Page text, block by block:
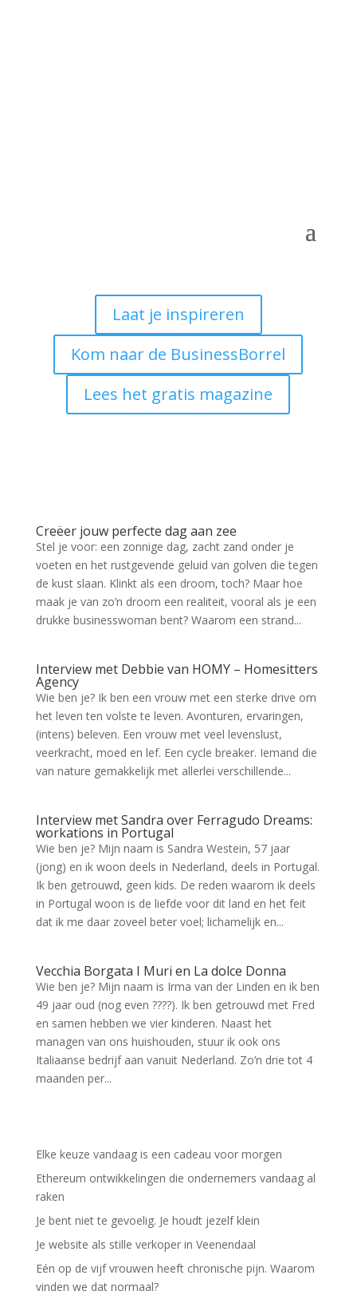
Laat je inspireren
Kom naar de BusinessBorrel
Lees het gratis magazine
Creëer jouw perfecte dag aan zee
Stel je voor: een zonnige dag, zacht zand onder je
voeten en het rustgevende geluid van golven die tegen
de kust slaan. Klinkt als een droom, toch? Maar hoe
maak je van zo’n droom een realiteit, vooral als je een
drukke businesswoman bent? Waarom een strand...
Interview met Debbie van HOMY – Homesitters
Agency
Wie ben je? Ik ben een vrouw met een sterke drive om
het leven ten volste te leven. Avonturen, ervaringen,
(intens) beleven. Een vrouw met veel levenslust,
veerkracht, moed en lef. Een cycle breaker. Iemand die
van nature gemakkelijk met allerlei verschillende...
Interview met Sandra over Ferragudo Dreams:
workations in Portugal
Wie ben je? Mijn naam is Sandra Westein, 57 jaar
(jong) en ik woon deels in Nederland, deels in Portugal.
Ik ben getrouwd, geen kids. De reden waarom ik deels
in Portugal woon is de liefde voor dit land en het feit
dat ik me daar zoveel beter voel; lichamelijk en...
Vecchia Borgata I Muri en La dolce Donna
Wie ben je? Mijn naam is Irma van der Linden en ik ben
49 jaar oud (nog even ????). Ik ben getrouwd met Fred
en samen hebben we vier kinderen. Naast het
managen van ons huishouden, stuur ik ook ons
Italiaanse bedrijf aan vanuit Nederland. Zo’n drie tot 4
maanden per...
Elke keuze vandaag is een cadeau voor morgen
Ethereum ontwikkelingen die ondernemers vandaag al
raken
Je bent niet te gevoelig. Je houdt jezelf klein
Je website als stille verkoper in Veenendaal
Eén op de vijf vrouwen heeft chronische pijn. Waarom
vinden we dat normaal?